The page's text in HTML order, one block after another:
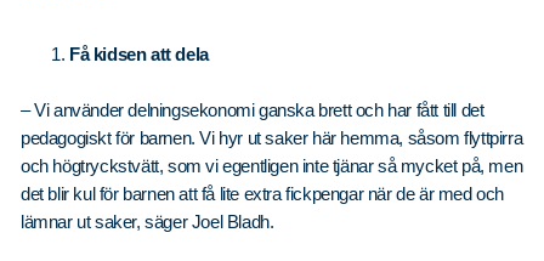
Få kidsen att dela
– Vi använder delningsekonomi ganska brett och har fått till det
pedagogiskt för barnen. Vi hyr ut saker här hemma, såsom flyttpirra
och högtryckstvätt, som vi egentligen inte tjänar så mycket på, men
det blir kul för barnen att få lite extra fickpengar när de är med och
lämnar ut saker, säger Joel Bladh.